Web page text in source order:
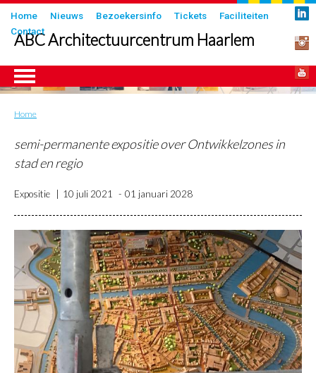
Overslaan
en
naar
inhoud
gaan
Submenu
Home Nieuws Bezoekersinfo Tickets
Faciliteiten
Contact
ABC Architectuurcentrum Haarlem
Kruimelpad
Home
semi-permanente expositie over Ontwikkelzones in
stad en regio
Expositie 10 juli 2021 01 januari 2028